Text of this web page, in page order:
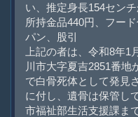
い、推定身長154セン
所持金品440円、フー
パン、股引
上記の者は、令和8年1
川市大字夏吉2851番地
で白骨死体として発見
に付し、遺骨は保管し
市福祉部生活支援課ま